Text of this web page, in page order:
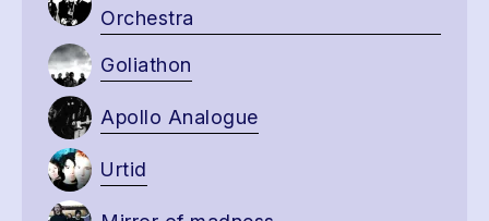
Orchestra
Goliathon
Apollo Analogue
Urtid